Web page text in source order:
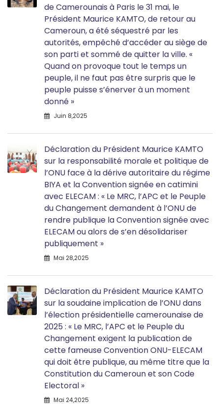
de Camerounais à Paris le 31 mai, le
Président Maurice KAMTO, de retour au
Cameroun, a été séquestré par les
autorités, empêché d’accéder au siège de
son parti et sommé de quitter la ville. «
Quand on provoque tout le temps un
peuple, il ne faut pas être surpris que le
peuple puisse s’énerver à un moment
donné »
Juin 8,2025
Déclaration du Président Maurice KAMTO
sur la responsabilité morale et politique de
l’ONU face à la dérive autoritaire du régime
BIYA et la Convention signée en catimini
avec ELECAM : « Le MRC, l’APC et le Peuple
du Changement demandent à l’ONU de
rendre publique la Convention signée avec
ELECAM ou alors de s’en désolidariser
publiquement »
Mai 28,2025
Déclaration du Président Maurice KAMTO
sur la soudaine implication de l’ONU dans
l’élection présidentielle camerounaise de
2025 : « Le MRC, l’APC et le Peuple du
Changement exigent la publication de
cette fameuse Convention ONU-ELECAM
qui doit être publique, au même titre que la
Constitution du Cameroun et son Code
Electoral »
Mai 24,2025